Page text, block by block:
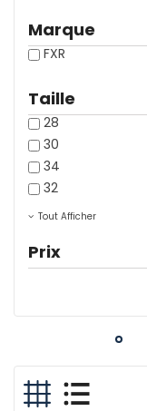
Marque
FXR
Taille
28
30
34
32
Tout Afficher
Prix